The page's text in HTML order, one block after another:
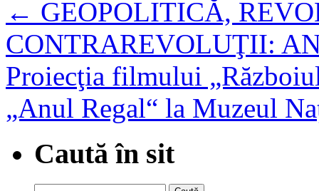
← GEOPOLITICĂ,
CONTRAREVOLUŢII:
Proiecţia filmului
„Anul Regal“ la Muzeul
Caută în sit